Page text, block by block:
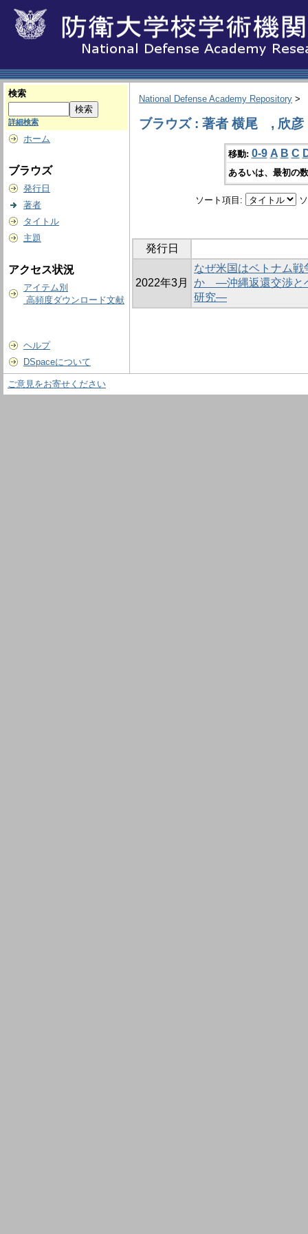
検索
詳細検索
ホーム
ブラウズ
発行日
著者
タイトル
主題
アクセス状況
アイテム別
高頻度ダウンロード文献
ヘルプ
DSpaceについて
National Defense Academy Repository >
ブラウズ : 著者 横尾 , 欣彦
移動: 0-9 A B C
あるいは、最初の
ソート項目:
発行日
2022年3月
なぜ米国はベトナム
か ―沖縄返還交渉と
研究―
ご意見をお寄せください